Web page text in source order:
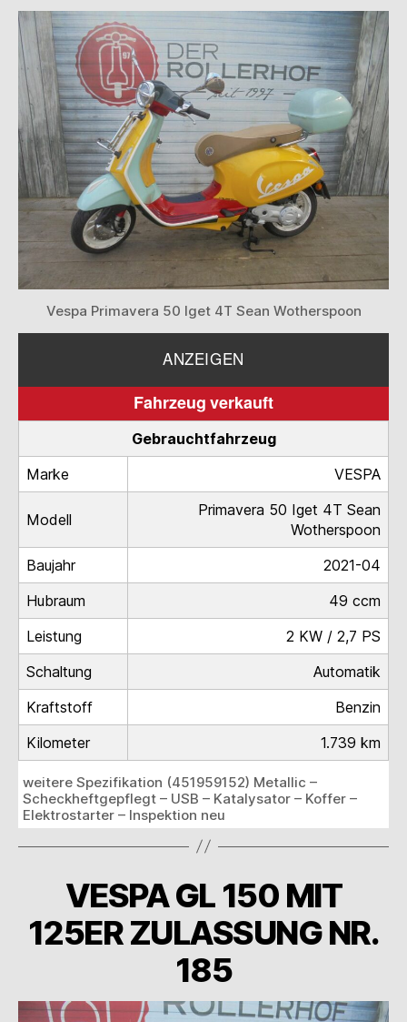
Vespa Primavera 50 Iget 4T Sean Wotherspoon
ANZEIGEN
Fahrzeug verkauft
Gebrauchtfahrzeug
Marke
VESPA
Modell
Primavera 50 Iget 4T Sean
Wotherspoon
Baujahr
2021-04
Hubraum
49 ccm
Leistung
2 KW / 2,7 PS
Schaltung
Automatik
Kraftstoff
Benzin
Kilometer
1.739 km
weitere Spezifikation (451959152) Metallic –
Scheckheftgepflegt – USB – Katalysator – Koffer –
Elektrostarter – Inspektion neu
VESPA GL 150 MIT
125ER ZULASSUNG NR.
185